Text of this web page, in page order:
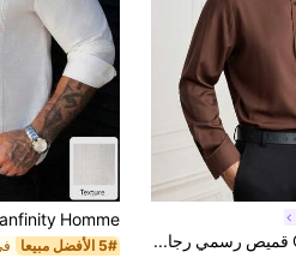
Officeau قميص رسمي رجالي بأكمام طويلة بلون بني قهوة، مناسب للمناسبات الرسمية/ المكتب 5# الأفضل مبيعا